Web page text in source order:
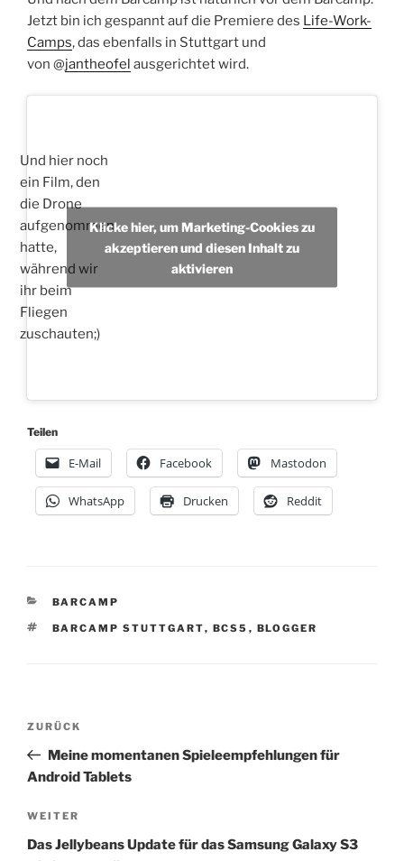
Jetzt bin ich gespannt auf die Premiere des Life-Work-
Camps, das ebenfalls in Stuttgart und
von @jantheofel ausgerichtet wird.
Und hier noch
ein Film, den
die Drone
aufgenommen
hatte,
während wir
ihr beim
Fliegen
zuschauten;)
Klicke hier, um Marketing-Cookies zu
akzeptieren und diesen Inhalt zu
aktivieren
Teilen
E-Mail Facebook Mastodon
WhatsApp Drucken Reddit
KATEGORIEN
BARCAMP
SCHLAGWÖRTER
BARCAMP STUTTGART, BCS5 , BLOGGER
Beitragsnavigation
Vorheriger
Beitrag
ZURÜCK
Meine momentanen Spieleempfehlungen für
Android Tablets
Nächster
Beitrag
WEITER
Das Jellybeans Update für das Samsung Galaxy S3